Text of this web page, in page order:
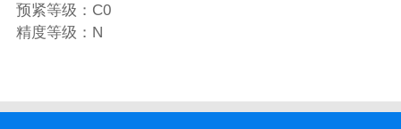
预紧等级：C0
精度等级：N